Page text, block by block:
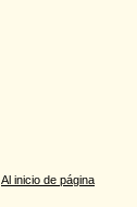
Al inicio de página